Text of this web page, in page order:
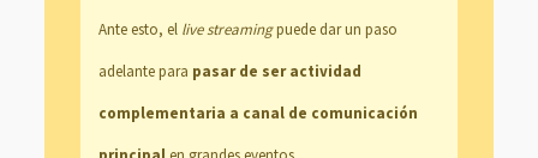
Ante esto, el live streamingpuede dar un paso
adelante para pasar de ser actividad
complementaria a canal de comunicación